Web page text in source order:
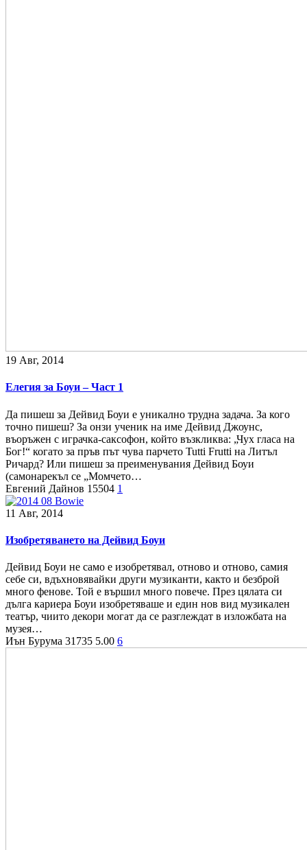
19 Авг, 2014
Елегия за Боуи – Част 1
Да пишеш за Дейвид Боуи е уникално трудна задача. За кого
точно пишеш? За онзи ученик на име Дейвид Джоунс,
въоръжен с играчка-саксофон, който възкликва: „Чух гласа на
Бог!“ когато за пръв път чува парчето Tutti Frutti на Литъл
Ричард? Или пишеш за преименувания Дейвид Боуи
(самонарекъл се „Момчето…
Евгений Дайнов 15504 1
11 Авг, 2014
Изобретяването на Дейвид Боуи
Дейвид Боуи не само е изобретявал, отново и отново, самия
себе си, вдъхновявайки други музиканти, както и безброй
много фенове. Той е вършил много повече. През цялата си
дълга кариера Боуи изобретяваше и един нов вид музикален
театър, чиито декори могат да се разглеждат в изложбата на
музея…
Иън Бурума 31735 5.00 6